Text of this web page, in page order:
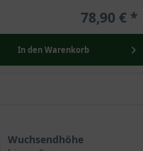
’Galaxy‘ wird 5 bis 7
’Galaxy‘ wächst recht
macht sie zu einer echten
78,90 €
In den Warenkorb
Wuchsendhöhe